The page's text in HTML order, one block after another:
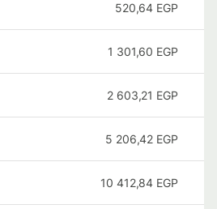
520,64 EGP
1 301,60 EGP
2 603,21 EGP
5 206,42 EGP
10 412,84 EGP